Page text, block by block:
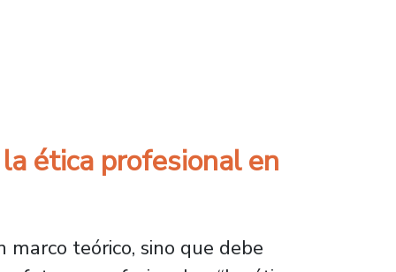
ética profesional en
teórico, sino que debe